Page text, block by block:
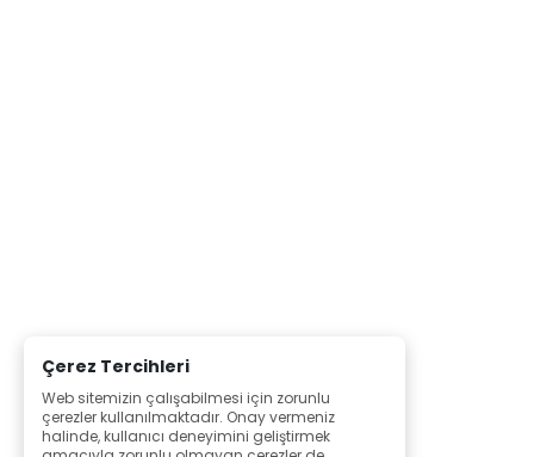
Çerez Tercihleri
Web sitemizin çalışabilmesi için zorunlu
çerezler kullanılmaktadır. Onay vermeniz
halinde, kullanıcı deneyimini geliştirmek